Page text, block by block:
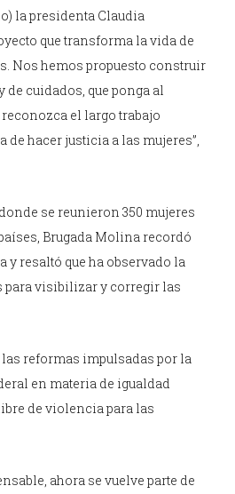
la presidenta Claudia
que transforma la vida de
Nos hemos propuesto construir
cuidados, que ponga al
el largo trabajo
hacer justicia a las mujeres”,
se reunieron 350 mujeres
Brugada Molina recordó
y resaltó que ha observado la
para visibilizar y corregir las
reformas impulsadas por la
en materia de igualdad
de violencia para las
ahora se vuelve parte de